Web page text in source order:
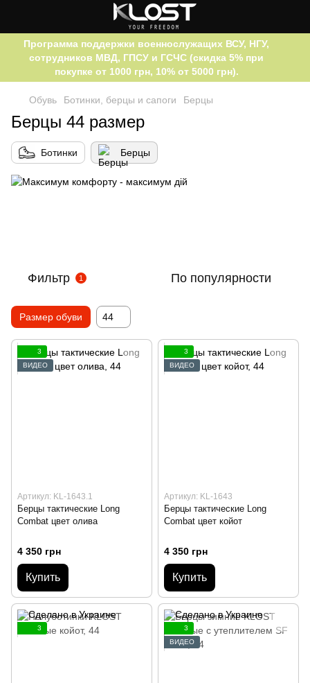
Программа поддержки военнослужащих ВСУ, НГУ,
сотрудников МВД, ГПСУ и ГСЧС (скидка 5% при
покупке от 1000 грн, 10% от 5000 грн).
Обувь Ботинки, берцы и сапоги Берцы
Берцы 44 размер
Ботинки Берцы
Фильтр 1 По популярности
Размер обуви 44
3
ВИДЕО
Артикул: KL-1643.1
Берцы тактические Long
Combat цвет олива
4 350 грн
Купить
3
ВИДЕО
Артикул: KL-1643
Берцы тактические Long
Combat цвет койот
4 350 грн
Купить
3
3
ВИДЕО